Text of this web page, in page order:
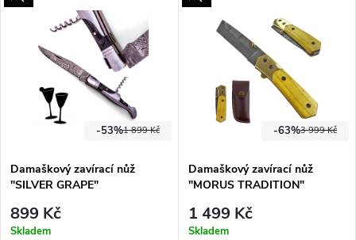
přírodě na výpravách ven.
houby i do přírody.
1 899 Kč
-53%
Damaškový zavírací nůž
"SILVER GRAPE"
899 Kč
Skladem
3 999 Kč
-63%
Damaškový zavírací nůž
"MORUS TRADITION"
1 499 Kč
Skladem